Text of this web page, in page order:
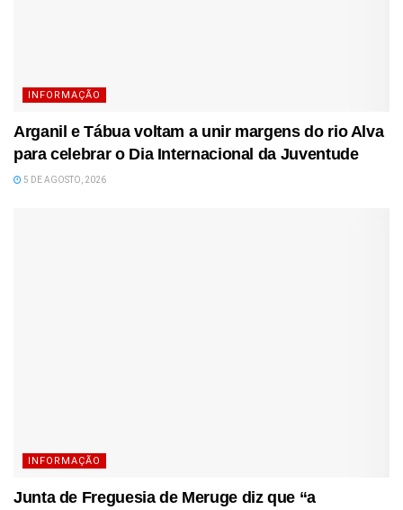
INFORMAÇÃO
Arganil e Tábua voltam a unir margens do rio Alva
para celebrar o Dia Internacional da Juventude
5 DE AGOSTO, 2026
INFORMAÇÃO
Junta de Freguesia de Meruge diz que “a